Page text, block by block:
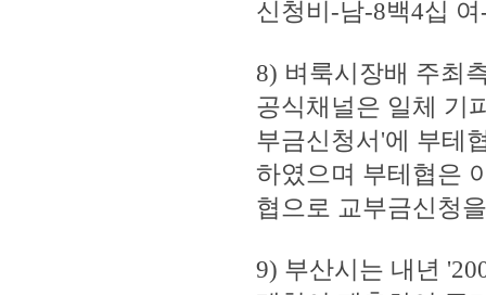
신청비-남-8백4십
8) 벼룩시장배 주최
공식채널은 일체 기
부금신청서'에 부테
하였으며 부테협은
협으로 교부금신청
9) 부산시는 내년